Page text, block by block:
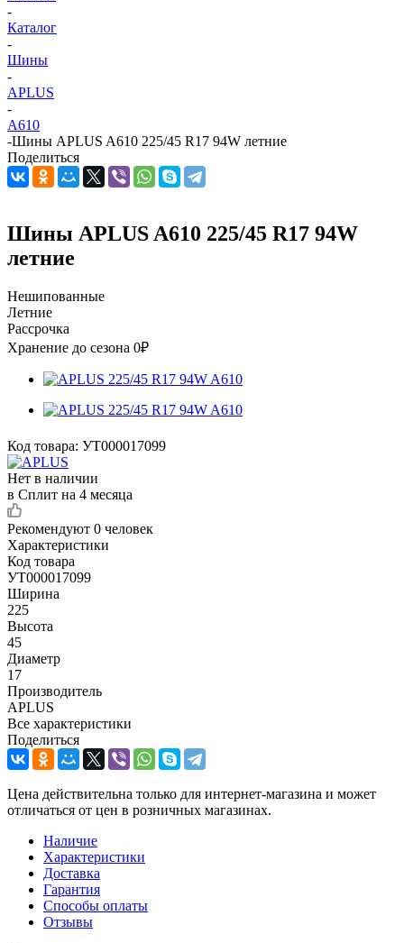
-
Каталог
-
Шины
-
APLUS
-
A610
-Шины APLUS A610 225/45 R17 94W летние
Поделиться
Шины APLUS A610 225/45 R17 94W
летние
Нешипованные
Летние
Рассрочка
Хранение до сезона 0₽
Код товара: УТ000017099
Нет в наличии
в Сплит на 4 месяца
Рекомендуют 0 человек
Характеристики
Код товара
УТ000017099
Ширина
225
Высота
45
Диаметр
17
Производитель
APLUS
Все характеристики
Поделиться
Цена действительна только для интернет-магазина и может
отличаться от цен в розничных магазинах.
Наличие
Характеристики
Доставка
Гарантия
Способы оплаты
Отзывы